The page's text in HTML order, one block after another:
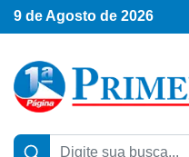
9 de Agosto de 2026